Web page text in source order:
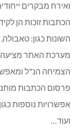
ואירח מבקרים
הכתבות זוכות הן
השונות כגון: טאבולה,
מערכת האתר מציעה
הצמיחה הנ"ל
פרסום הכתבות
אפשרויות נוספות
ועוד…